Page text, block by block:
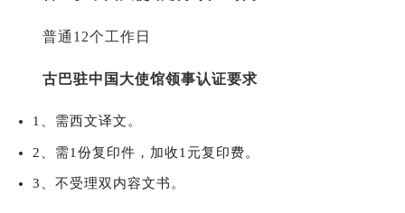
普通12个工作日
古巴驻中国大使馆领事认证要求
1、需西文译文。
2、需1份复印件，加收1元复印费。
3、不受理双内容文书。